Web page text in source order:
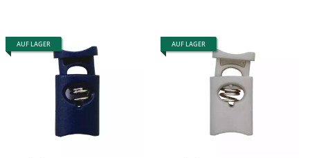
AUF LAGER AUF LAGER